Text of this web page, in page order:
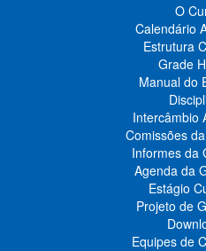
O
Calendário
Estrutura
Grade
Manual do
Intercâmbio
Comissões
Informes da
Agenda da
Estágio
Projeto de
Equipes de